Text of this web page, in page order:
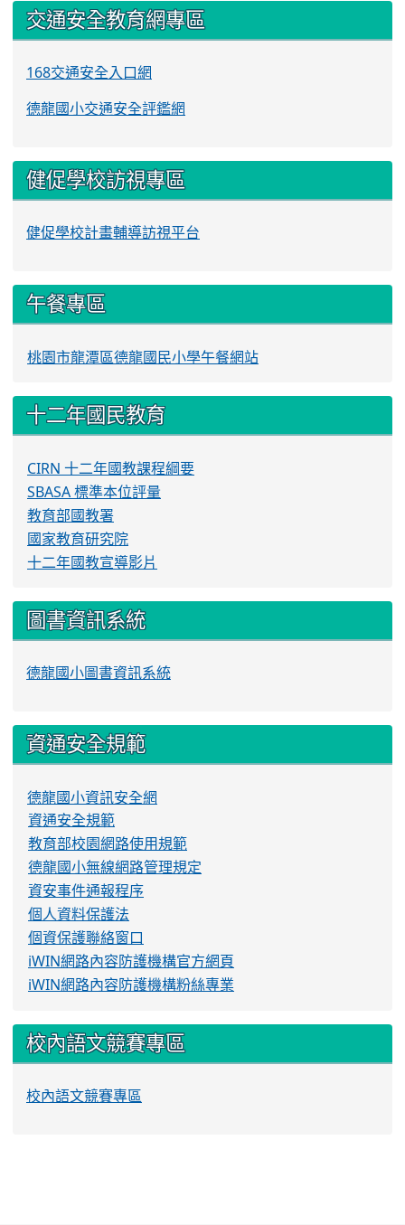
交通安全教育網專區
168交通安全入口網
德龍國小交通安全評鑑網
健促學校訪視專區
健促學校計畫輔導訪視平台
午餐專區
桃園市龍潭區德龍國民小學午餐網站
十二年國民教育
CIRN 十二年國教課程綱要
SBASA 標準本位評量
教育部國教署
國家教育研究院
十二年國教宣導影片
圖書資訊系統
德龍國小圖書資訊系統
資通安全規範
德龍國小資訊安全網
資通安全規範
教育部校園網路使用規範
德龍國小無線網路管理規定
資安事件通報程序
個人資料保護法
個資保護聯絡窗口
iWIN網路內容防護機構官方網頁
iWIN網路內容防護機構粉絲專業
校內語文競賽專區
校內語文競賽專區